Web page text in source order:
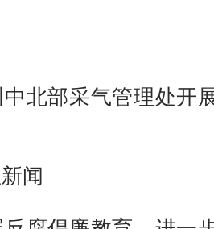
部采气管理处开
闻